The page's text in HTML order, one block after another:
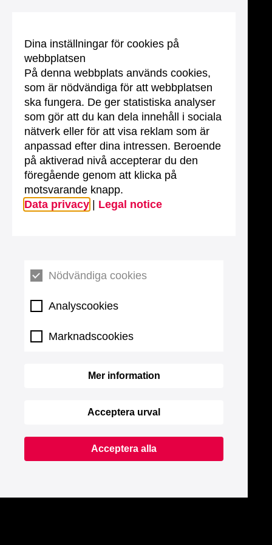
Dina inställningar för cookies på
webbplatsen
På denna webbplats används cookies,
som är nödvändiga för att webbplatsen
ska fungera. De ger statistiska analyser
som gör att du kan dela innehåll i sociala
nätverk eller för att visa reklam som är
anpassad efter dina intressen. Beroende
på aktiverad nivå accepterar du den
föregående genom att klicka på
motsvarande knapp.
Data privacy
Legal notice
Nödvändiga cookies
Analyscookies
Marknadscookies
Mer information
Acceptera urval
Acceptera alla